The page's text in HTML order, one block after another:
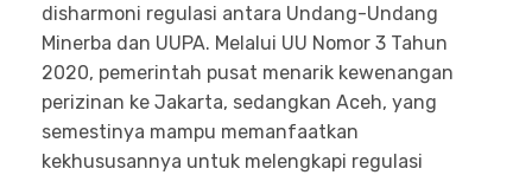
disharmoni regulasi antara Undang-Undang
Minerba dan UUPA. Melalui UU Nomor 3 Tahun
2020, pemerintah pusat menarik kewenangan
perizinan ke Jakarta, sedangkan Aceh, yang
semestinya mampu memanfaatkan
kekhususannya untuk melengkapi regulasi